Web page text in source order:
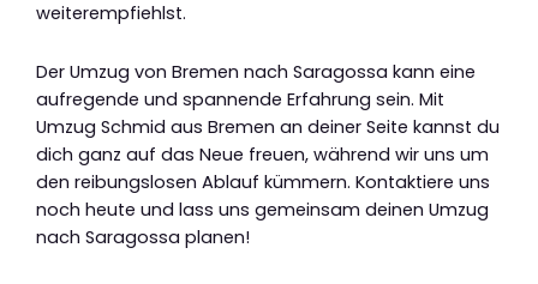
weiterempfiehlst.
Der Umzug von Bremen nach Saragossa kann eine
aufregende und spannende Erfahrung sein. Mit
Umzug Schmid aus Bremen an deiner Seite kannst du
dich ganz auf das Neue freuen, während wir uns um
den reibungslosen Ablauf kümmern. Kontaktiere uns
noch heute und lass uns gemeinsam deinen Umzug
nach Saragossa planen!